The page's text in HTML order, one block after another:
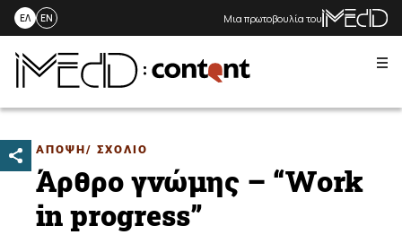
Skip
content
ΕΛ EN Μια πρωτοβουλία του
ΑΠΟΨΗ/ ΣΧΟΛΙΟ
Άρθρο γνώμης – “Work
in progress”